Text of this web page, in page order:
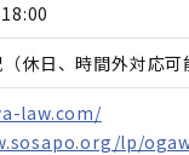
休日、時間外対応可
law.com/
lp/